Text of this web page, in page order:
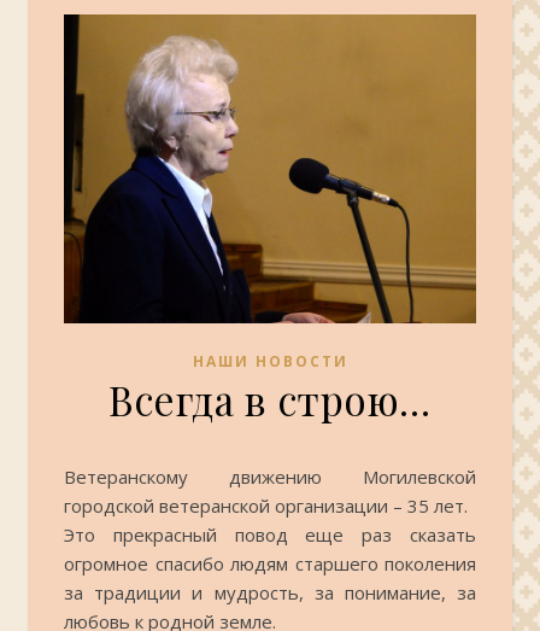
НАШИ НОВОСТИ
Всегда в строю…
Ветеранскому движению Могилевской
городской ветеранской организации – 35 лет.
Это прекрасный повод еще раз сказать
огромное спасибо людям старшего поколения
за традиции и мудрость, за понимание, за
любовь к родной земле.